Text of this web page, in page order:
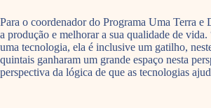
Para o coordenador do Programa Uma Terra
a produção e melhorar a sua qualidade de
uma tecnologia, ela é inclusive um gatilho,
quintais ganharam um grande espaço nesta
perspectiva da lógica de que as tecnologias